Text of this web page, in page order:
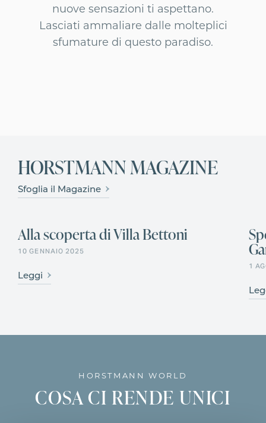
nuove sensazioni ti aspettano.
Lasciati ammaliare dalle molteplici
sfumature di questo paradiso.
HORSTMANN MAGAZINE
Sfoglia il Magazine
Alla scoperta di Villa Bettoni
10 GENNAIO 2025
Leggi
1
HORSTMANN WORLD
COSA CI RENDE UNICI